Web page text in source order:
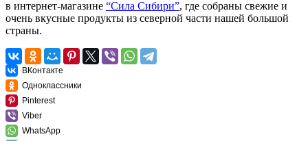
в интернет-магазине “Сила Сибири”, где собраны свежие и
очень вкусные продукты из северной части нашей большой
страны.
ВКонтакте
Одноклассники
Pinterest
Viber
WhatsApp